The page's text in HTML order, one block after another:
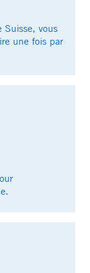
Suisse, vous
une fois par